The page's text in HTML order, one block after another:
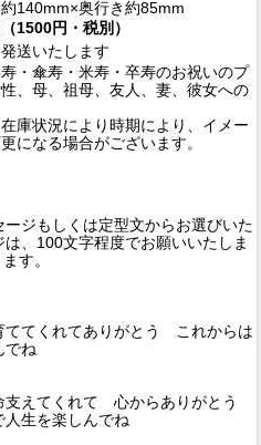
140mm×奥行き約85mm
1500円・税別）
送いたします
・傘寿・米寿・卒寿のお祝いのプ
、母、祖母、友人、妻、彼女への
庫状況により時期により、イメー
になる場合がございます。
ジもしくは定型文からお選びいた
、100文字程度でお願いいたしま
す。
てくれてありがとう これからは
でね
支えてくれて 心からありがとう
生を楽しんでね